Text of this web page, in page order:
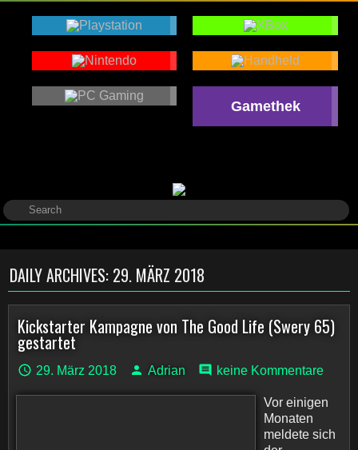
Gamethek
DAILY ARCHIVES: 29. MÄRZ 2018
Kickstarter Kampagne von The Good Life (Swery 65)
gestartet
29. März 2018 Adrian keine Kommentare
Vor einigen
Monaten
meldete sich